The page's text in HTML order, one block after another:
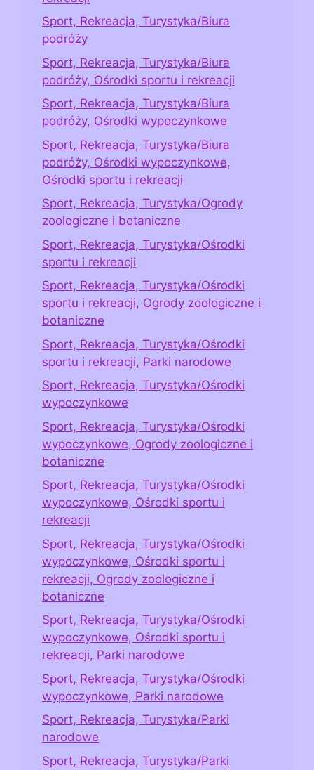
Sport, Rekreacja, Turystyka/Biura
podróży
Sport, Rekreacja, Turystyka/Biura
podróży, Ośrodki sportu i rekreacji
Sport, Rekreacja, Turystyka/Biura
podróży, Ośrodki wypoczynkowe
Sport, Rekreacja, Turystyka/Biura
podróży, Ośrodki wypoczynkowe,
Ośrodki sportu i rekreacji
Sport, Rekreacja, Turystyka/Ogrody
zoologiczne i botaniczne
Sport, Rekreacja, Turystyka/Ośrodki
sportu i rekreacji
Sport, Rekreacja, Turystyka/Ośrodki
sportu i rekreacji, Ogrody zoologiczne i
botaniczne
Sport, Rekreacja, Turystyka/Ośrodki
sportu i rekreacji, Parki narodowe
Sport, Rekreacja, Turystyka/Ośrodki
wypoczynkowe
Sport, Rekreacja, Turystyka/Ośrodki
wypoczynkowe, Ogrody zoologiczne i
botaniczne
Sport, Rekreacja, Turystyka/Ośrodki
wypoczynkowe, Ośrodki sportu i
rekreacji
Sport, Rekreacja, Turystyka/Ośrodki
wypoczynkowe, Ośrodki sportu i
rekreacji, Ogrody zoologiczne i
botaniczne
Sport, Rekreacja, Turystyka/Ośrodki
wypoczynkowe, Ośrodki sportu i
rekreacji, Parki narodowe
Sport, Rekreacja, Turystyka/Ośrodki
wypoczynkowe, Parki narodowe
Sport, Rekreacja, Turystyka/Parki
narodowe
Sport, Rekreacja, Turystyka/Parki